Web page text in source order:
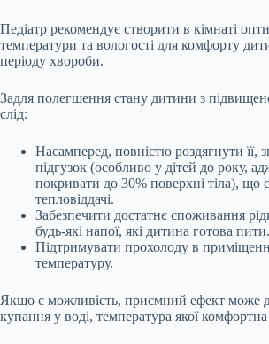
Педіатр рекомендує створити в кімнаті
температури та вологості для комфорту
періоду хвороби.
Задля полегшення стану дитини з
слід:
Насамперед, повністю роздягнути її,
підгузок (особливо у дітей до року,
покривати до 30% поверхні тіла), що
тепловіддачі.
Забезпечити достатнє споживання
будь-які напої, які дитина готова пити.
Підтримувати прохолоду в
температуру.
Якщо є можливість, приємний ефект може
купання у воді, температура якої